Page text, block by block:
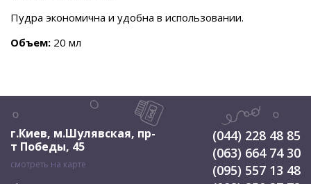
Пудра экономична и удобна в использовании.
Объем: 20 мл
г.Киев, м.Шулявская, пр-
т Победы, 45
смотреть на карте
(044) 228 48 85
(063) 664 74 30
(095) 557 13 48